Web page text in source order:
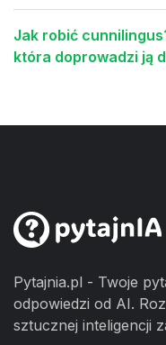
Jak robić
która doprowadzi ją
Pytajnia.pl - Twoje
odpowiedzi od AI.
sztucznej inteligencji